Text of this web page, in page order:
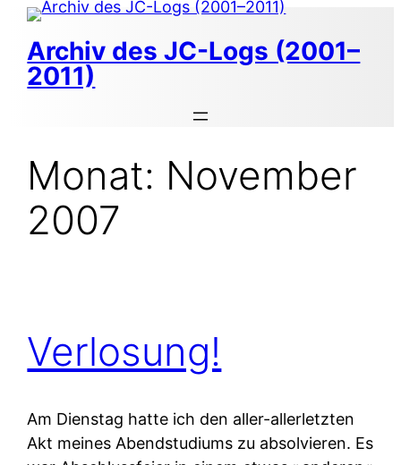
Zum
Inhalt
springen
Archiv des JC-Logs (2001–
2011)
Monat: November
2007
Verlosung!
Am Dienstag hatte ich den aller-allerletzten
Akt meines Abendstudiums zu absolvieren. Es